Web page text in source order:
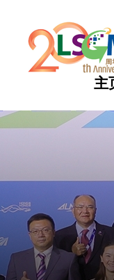
主
热门
热门
热门
热门
热门